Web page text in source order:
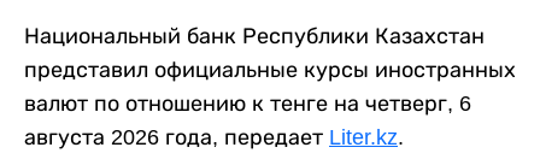
Национальный банк Республики Казахстан
представил официальные курсы иностранных
валют по отношению к тенге на четверг, 6
августа 2026 года, передает Liter.kz.